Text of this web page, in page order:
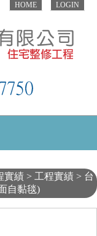
HOME LOGIN
實績 > 工程實績 > 台
自黏毯)